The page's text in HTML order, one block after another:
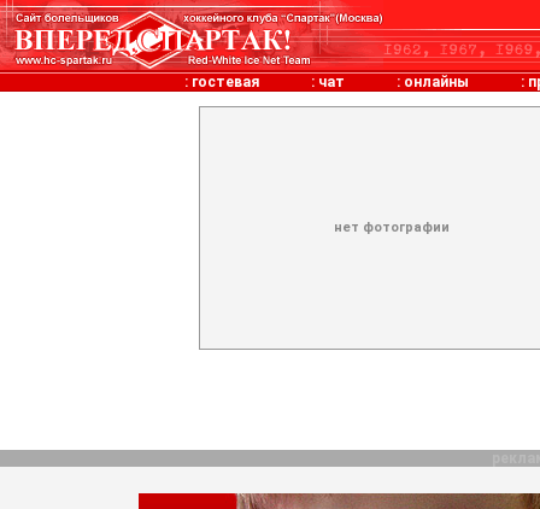
: гостевая : чат : онлайны :
нет фотографии